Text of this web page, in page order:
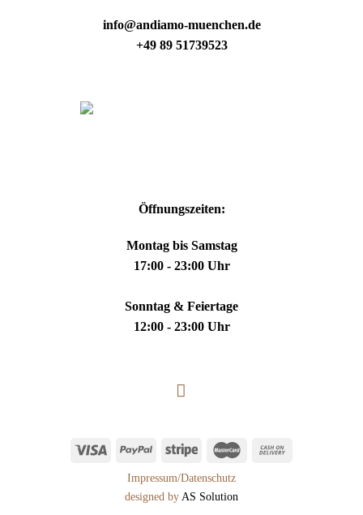
info@andiamo-muenchen.de
+49 89 51739523
Öffnungszeiten:
Montag bis Samstag
17:00 - 23:00 Uhr
Sonntag & Feiertage
12:00 - 23:00 Uhr
Impressum/Datenschutz
designed by AS Solution